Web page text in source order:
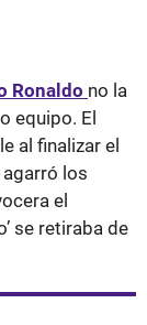
Ronaldo no la
equipo. El
al finalizar el
agarró los
el
se retiraba de